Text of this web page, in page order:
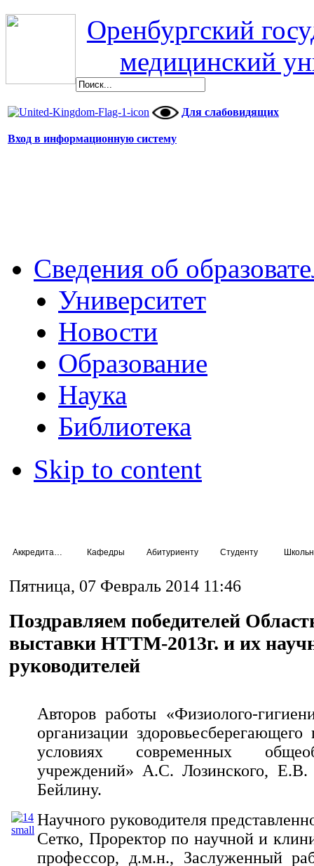
Оренбургский
медицинский
Для слабовидящих
Вход в информационную систему
Сведения об
Университет
Новости
Образование
Наука
Библиотека
Skip to content
Кафедры Абитуриенту Студенту
Пятница, 07 Февраль 2014 11:46
Поздравляем победителей
выставки НТТМ-2013г. и их
руководителей
Авторов работы «Физиолого-
организации здоровьесберегающего
условиях современных
учреждений» А.С. Лозинского, Е.В.
Бейлину.
Научного руководителя
Сетко, Проректор по научной и
профессор, д.м.н., Заслуженный